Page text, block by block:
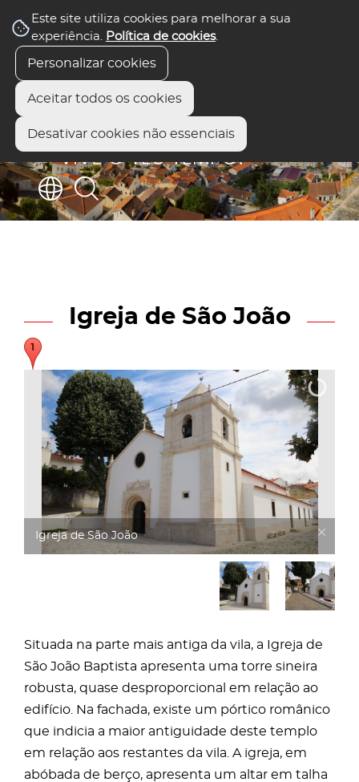
Este site utiliza cookies para melhorar a sua
experiência. Política de cookies.
Personalizar cookies
Aceitar todos os cookies
Desativar cookies não essenciais
Igreja de São João
Igreja de São João
Situada na parte mais antiga da vila, a Igreja de
São João Baptista apresenta uma torre sineira
robusta, quase desproporcional em relação ao
edifício. Na fachada, existe um pórtico românico
que indicia a maior antiguidade deste templo
em relação aos restantes da vila. A igreja, em
abóbada de berço, apresenta um altar em talha